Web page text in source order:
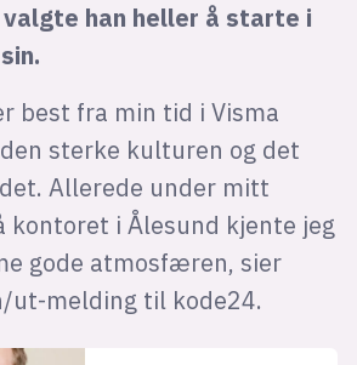
han heller å starte i
best fra min tid i Visma
sterke kulturen og det
Allerede under mitt
kontoret i Ålesund kjente jeg
gode atmosfæren, sier
ut-melding til kode24.